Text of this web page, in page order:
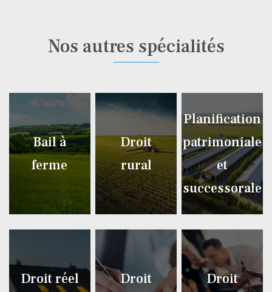
Nos autres spécialités
Bail à
ferme
Droit
rural
Planification
patrimoniale
et
successorale
Droit réel
Droit
Droit